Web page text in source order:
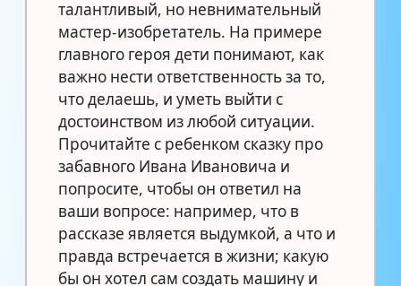
талантливый, но невнимательный
мастер-изобретатель. На примере
главного героя дети понимают, как
важно нести ответственность за то,
что делаешь, и уметь выйти с
достоинством из любой ситуации.
Прочитайте с ребенком сказку про
забавного Ивана Ивановича и
попросите, чтобы он ответил на
ваши вопросе: например, что в
рассказе является выдумкой, а что и
правда встречается в жизни; какую
бы он хотел сам создать машину и